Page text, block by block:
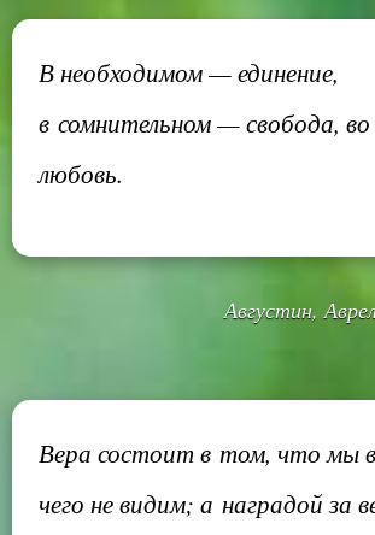
В необходимом — единение,
в сомнительном — свобода,
любовь.
Августин,
Вера состоит в том, что мы
чего не видим; а наградой за